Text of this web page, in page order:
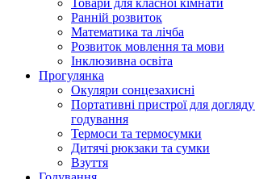
Товари для класної кімнати
Ранній розвиток
Математика та лічба
Розвиток мовлення та мови
Інклюзивна освіта
Прогулянка
Окуляри сонцезахисні
Портативні пристрої для догляду
годування
Термоси та термосумки
Дитячі рюкзаки та сумки
Взуття